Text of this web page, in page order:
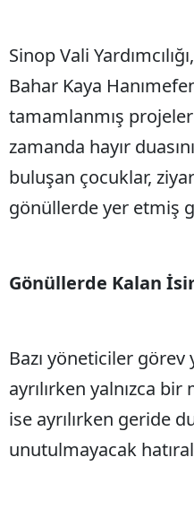
Sinop Vali
Bahar Kaya
tamamlanmış projeler
zamanda hayır
buluşan çocuklar,
gönüllerde yer etmiş
Gönüllerde Kalan
Bazı yöneticiler görev
ayrılırken yalnızca bir
ise ayrılırken geride
unutulmayacak